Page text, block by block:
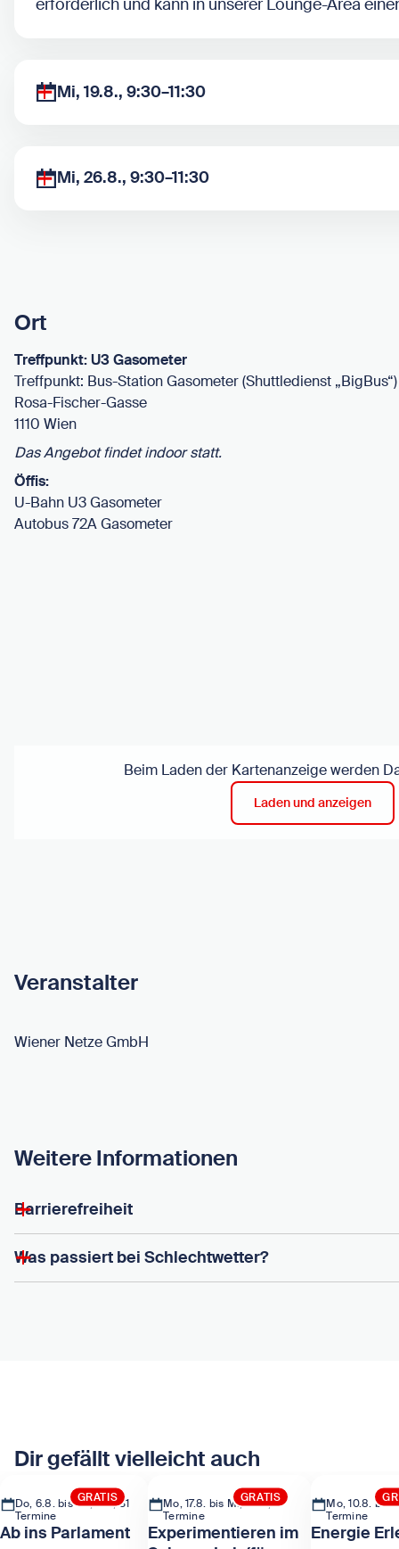
Mi, 19.8., 9:30–11:30
Mi, 26.8., 9:30–11:30
Ort
Treffpunkt: U3 Gasometer
Treffpunkt: Bus-Station Gasometer (Shuttledienst „BigBus“)
Rosa-Fischer-Gasse
1110 Wien
Das Angebot findet indoor statt.
Öffis:
U-Bahn U3 Gasometer
Autobus 72A Gasometer
Beim Laden der Kartenanzeige werden
Laden und anzeigen
Veranstalter
Wiener Netze GmbH
Weitere Informationen
Barrierefreiheit
Was passiert bei Schlechtwetter?
Dir gefällt vielleicht auch
GRATIS
Do, 6.8. bis Sa, 5.9., 31
Termine
Ab ins Parlament
GRATIS
Mo, 17.8. bis Mi, 19.8., 5
Termine
Experimentieren im
Mo, 10.8. bis
Termine
Energie